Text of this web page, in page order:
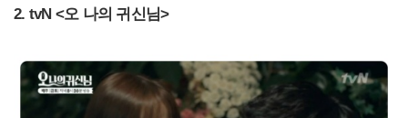
2. tvN <오 나의 귀신님>